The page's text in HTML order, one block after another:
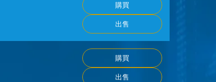
購買
出售
購買
出售